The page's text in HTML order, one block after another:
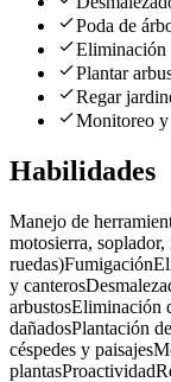
Poda de
Eliminación
Plantar
Regar
Monitoreo y
Habilidades
Manejo de
motosierra,
ruedas)Fumigación
y canteros
arbustosEliminación
dañadosPlantación
céspedes y paisajes
plantasProactividad